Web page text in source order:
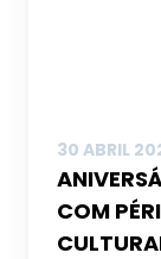
30 ABRIL
COM